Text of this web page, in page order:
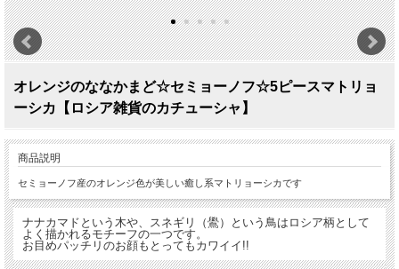
オレンジのななかまど☆セミョーノフ☆5ピースマトリョ
ーシカ【ロシア雑貨のカチューシャ】
商品説明
セミョーノフ産のオレンジ色が美しい癒し系マトリョーシカです
ナナカマドという木や、スネギリ（鷽）という鳥はロシア柄として
よく描かれるモチーフの一つです。
お目めパッチリのお顔もとってもカワイイ!!